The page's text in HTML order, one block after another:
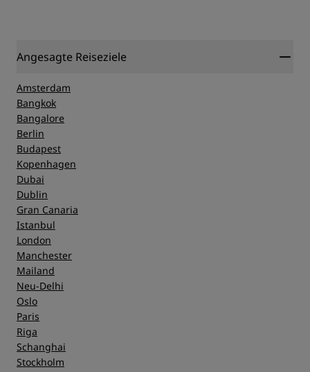
Sauberkeit
Service
Angesagte Reiseziele
Amsterdam
Bangkok
Bangalore
Berlin
Budapest
Kopenhagen
Dubai
Dublin
Gran Canaria
Istanbul
London
Manchester
Mailand
Neu-Delhi
Oslo
Paris
Riga
Schanghai
Stockholm